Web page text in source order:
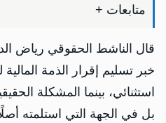
متابعات +
قال الناشط الحقوقي رياض
خبر تسليم إقرار الذمة
استثنائي، بينما المشكلة
بل في الجهة التي استلمته